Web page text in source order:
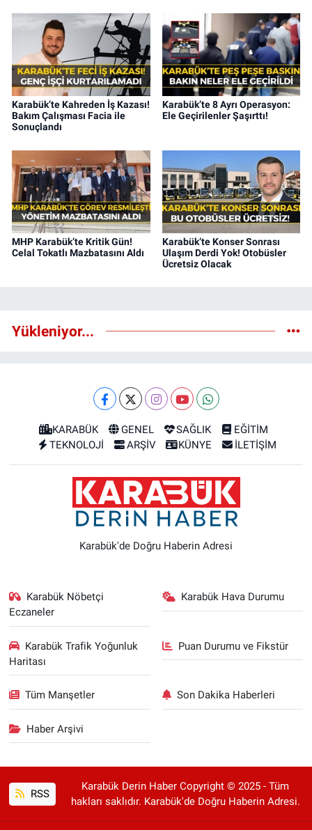
Karabük’te Kahreden İş Kazası!
Bakım Çalışması Facia ile
Sonuçlandı
Karabük’te 8 Ayrı Operasyon:
Ele Geçirilenler Şaşırttı!
MHP Karabük’te Kritik Gün!
Celal Tokatlı Mazbatasını Aldı
Karabük’te Konser Sonrası
Ulaşım Derdi Yok! Otobüsler
Ücretsiz Olacak
Yükleniyor...
KARABÜK GENEL SAĞLIK
EĞİTİM
TEKNOLOJİ
ARŞİV KÜNYE İLETİŞİM
Karabük'de Doğru Haberin Adresi
Karabük Nöbetçi
Eczaneler
Karabük Hava Durumu
Karabük Trafik Yoğunluk
Haritası
Puan Durumu ve Fikstür
Tüm Manşetler Son Dakika Haberleri
Haber Arşivi
RSS
Karabük Derin Haber Copyright © 2025 - Tüm
hakları saklıdır. Karabük'de Doğru Haberin Adresi.